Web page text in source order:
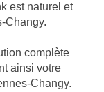
est naturel et
Changy.
complète
ainsi votre
Changy.